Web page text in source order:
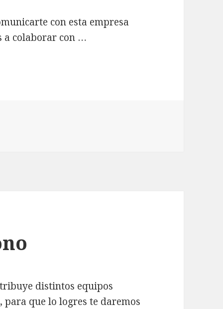
con esta empresa
a colaborar con …
distintos equipos
que lo logres te daremos